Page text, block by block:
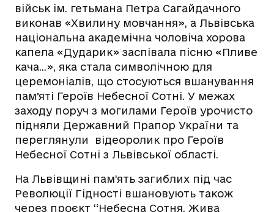
військ ім. гетьмана Петра Сагайдачного
виконав «Хвилину мовчання», а Львівська
національна академічна чоловіча хорова
капела «Дударик» заспівала пісню «Пливе
кача…», яка стала символічною для
церемоніалів, що стосуються вшанування
памʼяті Героїв Небесної Сотні. У межах
заходу поруч з могилами Героїв урочисто
підняли Державний Прапор України та
переглянули відеоролик про Героїв
Небесної Сотні з Львівської області.
На Львівщині пам’ять загиблих під час
Революції Гідності вшановують також
через проєкт “Небесна Сотня. Жива